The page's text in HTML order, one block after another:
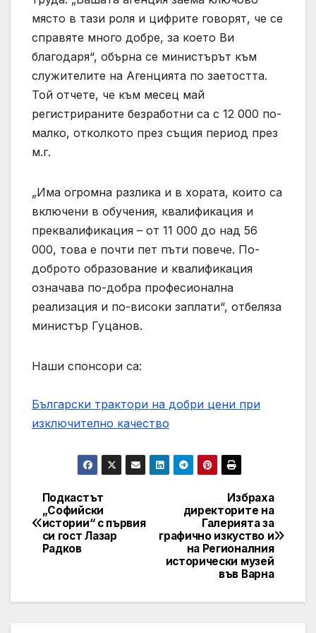
място в тази роля и цифрите говорят, че се
справяте много добре, за което Ви
благодаря“, обърна се министърът към
служителите на Агенцията по заетостта.
Той отчете, че към месец май
регистрираните безработни са с 12 000 по-
малко, отколкото през същия период през
м.г.
„Има огромна разлика и в хората, които са
включени в обучения, квалификация и
преквалификация – от 11 000 до над 56
000, това е почти пет пъти повече. По-
доброто образование и квалификация
означава по-добра професионална
реализация и по-високи заплати“, отбеляза
министър Гуцанов.
Наши спонсори са:
Български трактори на добри цени при
изключително качество
Post
navigation
Избраха
директорите на
Галерията за
графично изкуство и
на Регионалния
исторически музей
във Варна
Подкастът
„Софийски
истории“ с първия
си гост Лазар
Радков